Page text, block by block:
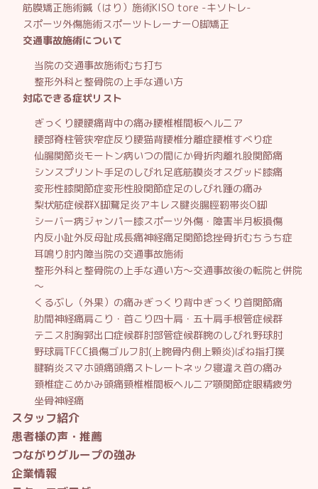
筋膜矯正施術鍼（はり）施術KISO tore -キソトレ-
スポーツ外傷施術スポーツトレーナーO脚矯正
交通事故施術について
当院の交通事故施術むち打ち
整形外科と整骨院の上手な通い方
対応できる症状リスト
ぎっくり腰腰痛背中の痛み腰椎椎間板ヘルニア
腰部脊柱管狭窄症反り腰猫背腰椎分離症腰椎すべり症
仙腸関節炎モートン病いつの間にか骨折肉離れ股関節痛
シンスプリント手足のしびれ足底筋膜炎オスグッド膝痛
変形性膝関節症変形性股関節症足のしびれ踵の痛み
梨状筋症候群X脚鵞足炎アキレス腱炎腸脛靭帯炎O脚
シーバー病ジャンパー膝スポーツ外傷・障害半月板損傷
内反小趾外反母趾成長痛神経痛足関節捻挫骨折むちうち症
耳鳴り肘内障当院の交通事故施術
整形外科と整骨院の上手な通い方～交通事故後の転院と併院
～
くるぶし（外果）の痛みぎっくり背中ぎっくり首関節痛
肋間神経痛肩こり・首こり四十肩・五十肩手根管症候群
テニス肘胸郭出口症候群肘部管症候群腕のしびれ野球肘
野球肩TFCC損傷ゴルフ肘(上腕骨内側上顆炎)ばね指打撲
腱鞘炎スマホ頭痛頭痛ストレートネック寝違え首の痛み
頚椎症こめかみ頭痛頸椎椎間板ヘルニア顎関節症眼精疲労
坐骨神経痛
スタッフ紹介
患者様の声・推薦
つながりグループの強み
企業情報